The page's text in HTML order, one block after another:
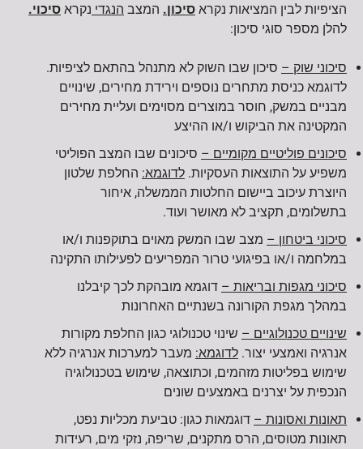
הציפיות לבין המציאות נקרא סיכון. המצב הנגדי נקרא סיכוי.
להלן מספר סוגי סיכון:
סיכוני שוק – סיכון שבו השוק לא מתנהל בהתאם לציפיות.
לדוגמא כניסת מתחרים נוספים וירידת מחירים, שינויים
מבניים במשק, חוסר במוצרים מסוימים ועליית מחירים
המקטינה את הביקוש ו/או ההיצע
סיכונים פוליטיים מקומיים – סיכונים שבו המצב הפוליטי
משפיע על התוצאות העסקיות. לדוגמא: החלפת שלטון
היוצרת עיכוב ביישום החלטות הממשלה, איחור
בתשלומים, תקציב לא מאושר ועוד.
סיכוני ביטחון – מצב שבו המשק מאוים בתוקפנות ו/או
במלחמה ו/או בפיגועי טרור המפריעים לפעילותו התקינה
סיכוני מגפות ובריאות – דוגמא מובהקת לכך קיבלנו
במהלך מגפת הקורונה בשנתיים האחרונות
שינויים טכנולוגיים – שינוי טכנולוגי כגון החלפת מקורות
אנרגיה ואמצעי יצור. לדוגמא: מעבר למערכות אנרגיה ללא
שימוש בפליטות מזהמים, וכתוצאה, שימוש בטכנולוגיה
הנכפית על יצרנים באמצעים שונים
תאונות ואסונות – דוגמאות כגון: טביעת מכליות נפט,
תאונות מטוסים, הרס מתקנים, שריפה, נזקי מים, רעידות